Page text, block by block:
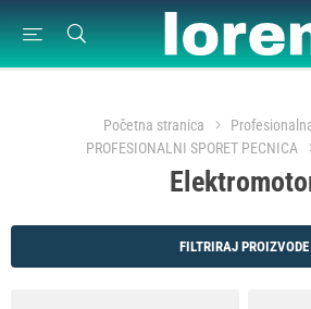
Početna stranica
PROFESIONALNI SPORET PECNICA
FILTRIRAJ PROIZVODE